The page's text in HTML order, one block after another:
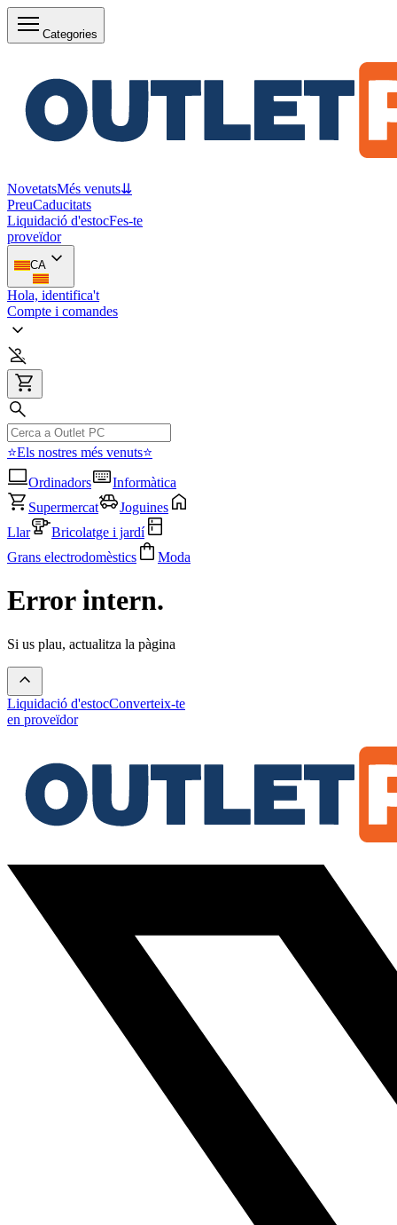
Categories
NovetatsMés venuts⇊
PreuCaducitats
Liquidació d'estocFes-te
proveïdor
CA
Hola, identifica't
Compte i comandes
⭐Els nostres més venuts⭐
Ordinadors
Informàtica
Supermercat
Joguines
Llar
Bricolatge i jardí
Grans electrodomèstics
Moda
Error intern.
Si us plau, actualitza la pàgina
Liquidació d'estocConverteix-te
en proveïdor